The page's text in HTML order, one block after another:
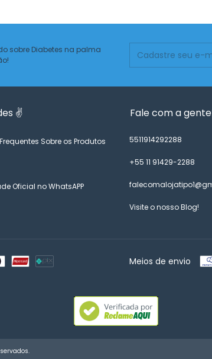
sobre Diabetes na palma
✌️
Sobre os Produtos
Oficial no WhatsAPP
Fale com a
5511914292288
+55 11 91429-2288
Visite o nosso Blog!
Meios de envio